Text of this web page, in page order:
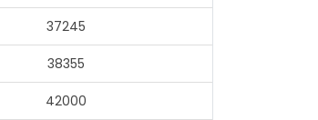
37245
38355
42000